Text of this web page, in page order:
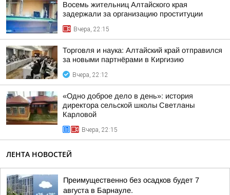
Восемь жительниц Алтайского края
задержали за организацию проституции
Вчера, 22:15
Торговля и наука: Алтайский край отправился
за новыми партнёрами в Киргизию
Вчера, 22:12
«Одно доброе дело в день»: история
директора сельской школы Светланы
Карловой
Вчера, 22:15
ЛЕНТА НОВОСТЕЙ
Преимущественно без осадков будет 7
августа в Барнауле.